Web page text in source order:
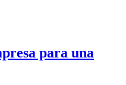
para una